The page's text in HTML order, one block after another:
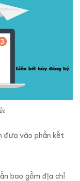
đưa vào phần kết
bao gồm địa chỉ